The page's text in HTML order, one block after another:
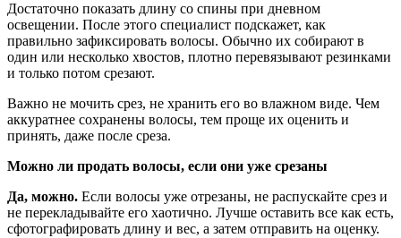
Достаточно показать длину со спины при дневном
освещении. После этого специалист подскажет, как
правильно зафиксировать волосы. Обычно их собирают в
один или несколько хвостов, плотно перевязывают резинками
и только потом срезают.
Важно не мочить срез, не хранить его во влажном виде. Чем
аккуратнее сохранены волосы, тем проще их оценить и
принять, даже после среза.
Можно ли продать волосы, если они уже срезаны
Да, можно. Если волосы уже отрезаны, не распускайте срез и
не перекладывайте его хаотично. Лучше оставить все как есть,
сфотографировать длину и вес, а затем отправить на оценку.